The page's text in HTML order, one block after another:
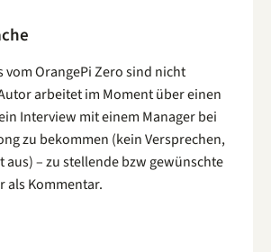
vom OrangePi Zero sind nicht
arbeitet im Moment über einen
Interview mit einem Manager bei
zu bekommen (kein Versprechen,
aus) – zu stellende bzw gewünschte
als Kommentar.